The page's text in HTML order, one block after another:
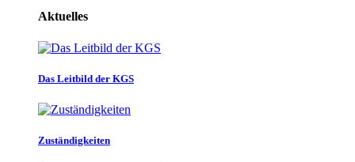
Aktuelles
Das Leitbild der KGS
Zuständigkeiten